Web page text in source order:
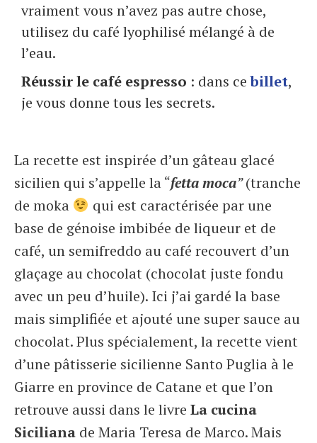
vraiment vous n’avez pas autre chose,
utilisez du café lyophilisé mélangé à de
l’eau.
Réussir le café espresso : dans cebillet,
je vous donne tous les secrets.
La recette est inspirée d’un gâteau glacé
sicilien qui s’appelle la “fetta moca”(tranche
de moka
qui est caractérisée par une
base de génoise imbibée de liqueur et de
café, un semifreddo au café recouvert d’un
glaçage au chocolat (chocolat juste fondu
avec un peu d’huile). Ici j’ai gardé la base
mais simplifiée et ajouté une super sauce au
chocolat. Plus spécialement, la recette vient
d’une pâtisserie sicilienne Santo Puglia à le
Giarre en province de Catane et que l’on
retrouve aussi dans le livre La cucina
Siciliana de Maria Teresa de Marco. Mais